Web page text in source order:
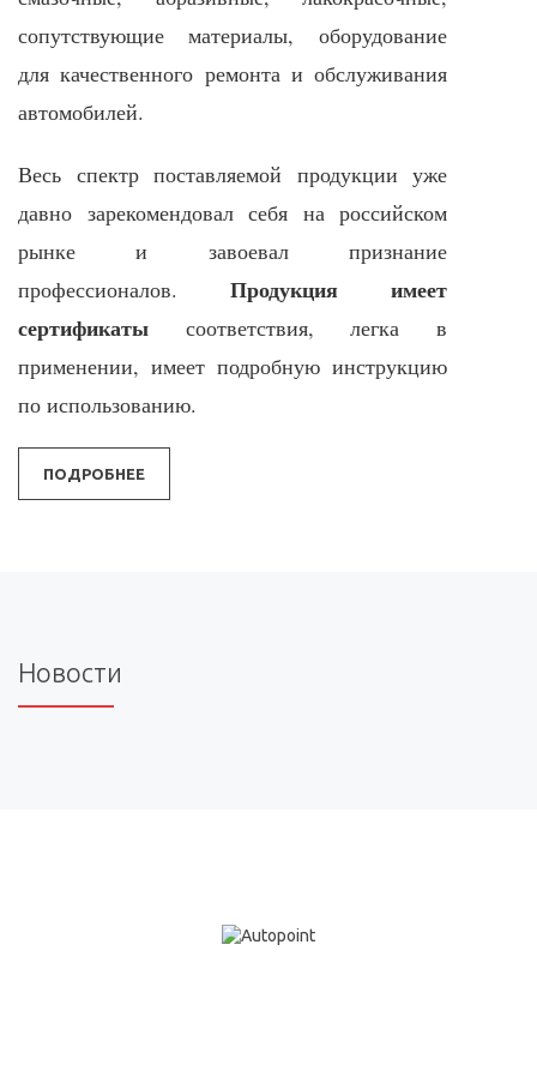
сопутствующие материалы, оборудование
для качественного ремонта и обслуживания
автомобилей.
Весь спектр поставляемой продукции уже
давно зарекомендовал себя на российском
рынке и завоевал признание
профессионалов. Продукция имеет
сертификаты соответствия, легка в
применении, имеет подробную инструкцию
по использованию.
ПОДРОБНЕЕ
Новости